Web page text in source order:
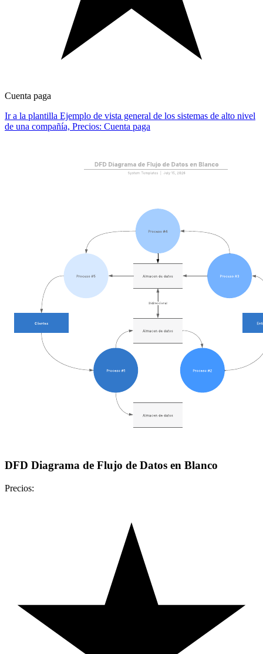
Cuenta paga
Ir a la plantilla Ejemplo de vista general de los sistemas de alto nivel
de una compañía, Precios: Cuenta paga
DFD Diagrama de Flujo de Datos en Blanco
Precios: